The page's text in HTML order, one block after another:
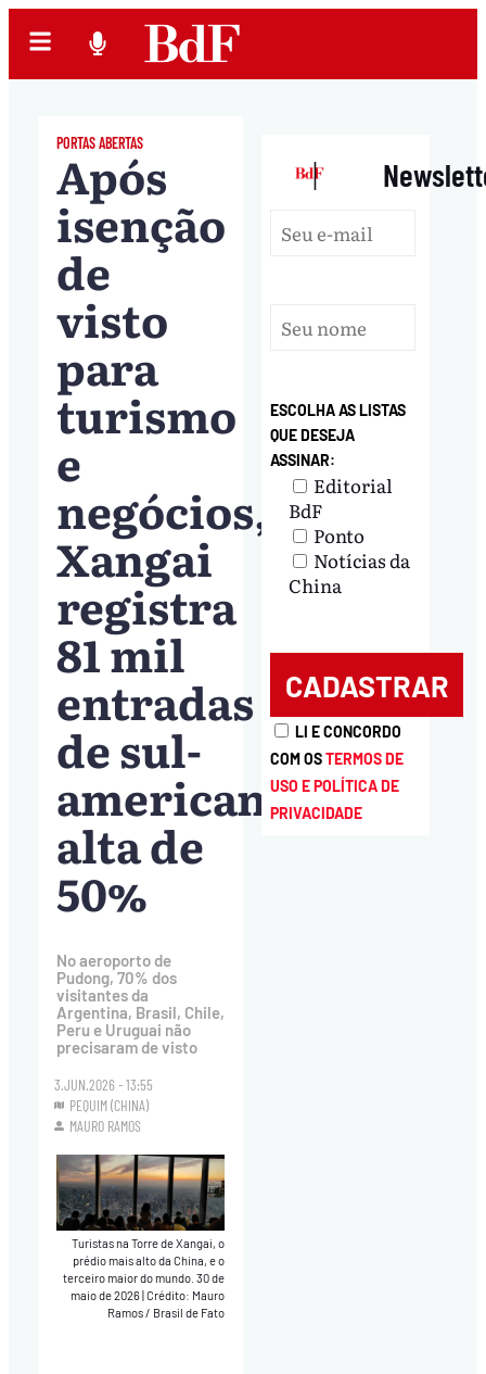
PORTAS ABERTAS
Após
isenção
de
visto
para
turismo
e
negócios,
Xangai
registra
81 mil
entradas
de sul-
americanos,
alta de
50%
No aeroporto de
Pudong, 70% dos
visitantes da
Argentina, Brasil, Chile,
Peru e Uruguai não
precisaram de visto
3.JUN.2026 - 13:55
PEQUIM (CHINA)
MAURO RAMOS
Turistas na Torre de Xangai, o
prédio mais alto da China, e o
terceiro maior do mundo. 30 de
maio de 2026|Crédito: Mauro
Ramos / Brasil de Fato
|
ESCOLHA AS LISTAS
QUE DESEJA
ASSINAR:
Editorial
BdF
Ponto
Notícias da
China
LI E CONCORDO
COM OSTERMOS DE
USO E POLÍTICA DE
PRIVACIDADE